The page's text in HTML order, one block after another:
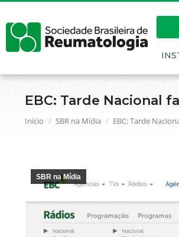
EBC: Tarde Nacional
Você está aqui:
Início SBR na Mídia EBC: Tarde
SBR na Mídia